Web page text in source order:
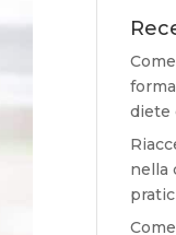
diete
nella